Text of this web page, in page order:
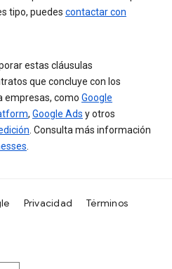
tipo, puedes contactar con
estas cláusulas
que concluye con los
empresas, como Google
, Google Ads y otros
. Consulta más información
.
Privacidad Términos